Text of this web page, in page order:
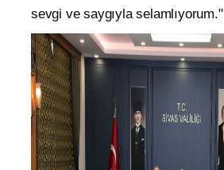
sevgi ve saygıyla selamlıyorum."